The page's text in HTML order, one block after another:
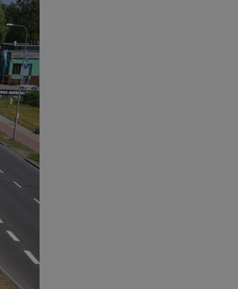
sesji.
że
są
i botów.
temat
i botów.
temat
ich